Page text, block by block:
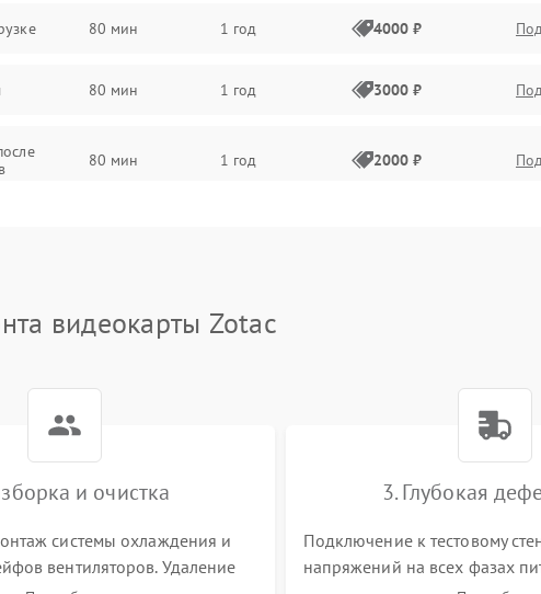
80 мин 1 год 4000 ₽
80 мин 1 год 3000 ₽
80 мин 1 год 2000 ₽
видеокарты Zotac
и очистка
системы охлаждения и
вентиляторов. Удаление
3. Глубокая
Подключение к тестовому
напряжений на всех фазах